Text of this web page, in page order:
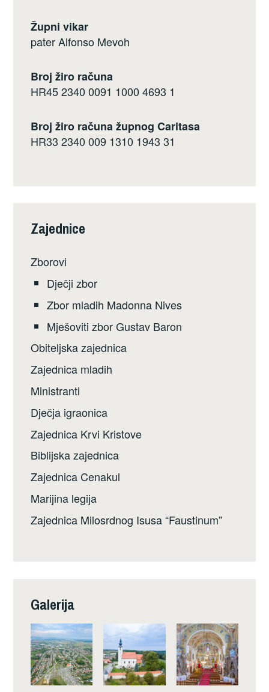
Župni vikar
pater Alfonso Mevoh
Broj žiro računa
HR45 2340 0091 1000 4693 1
Broj žiro računa župnog Caritasa
HR33 2340 009 1310 1943 31
Zajednice
Zborovi
Dječji zbor
Zbor mladih Madonna Nives
Mješoviti zbor Gustav Baron
Obiteljska zajednica
Zajednica mladih
Ministranti
Dječja igraonica
Zajednica Krvi Kristove
Biblijska zajednica
Zajednica Cenakul
Marijina legija
Zajednica Milosrdnog Isusa “Faustinum”
Galerija